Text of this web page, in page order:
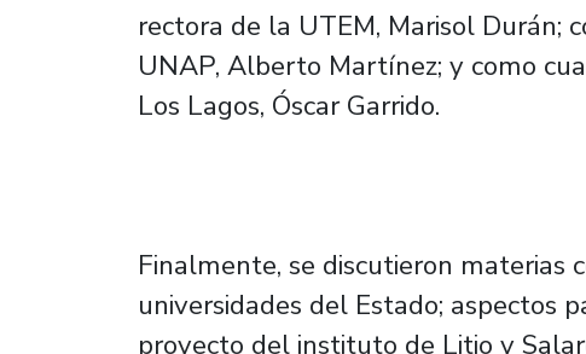
rectora de la UTEM, Marisol Durán;
UNAP, Alberto Martínez; y como
Los Lagos, Óscar Garrido.
Finalmente, se discutieron materias
universidades del Estado; aspectos
proyecto del instituto de Litio y